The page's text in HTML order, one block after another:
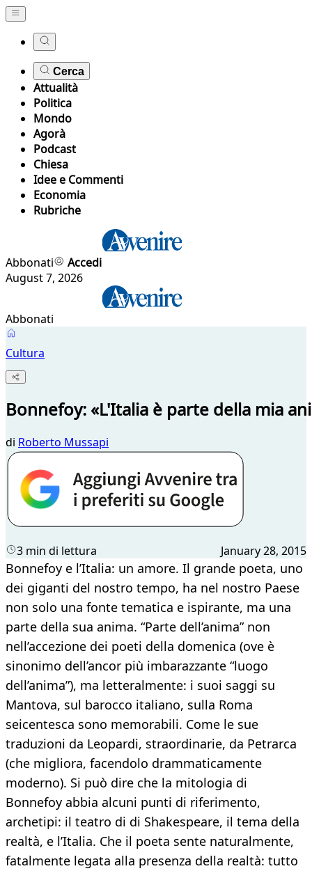
Cerca
Attualità
Politica
Mondo
Agorà
Podcast
Chiesa
Idee e Commenti
Economia
Rubriche
Abbonati
Accedi
August 7, 2026
Abbonati
Cultura
Bonnefoy: «L'Italia è parte della mia
di Roberto Mussapi
3 min di lettura January 28, 2015
Bonnefoy e l’Italia: un amore. Il grande poeta, uno
dei giganti del nostro tempo, ha nel nostro Paese
non solo una fonte tematica e ispirante, ma una
parte della sua anima. “Parte dell’anima” non
nell’accezione dei poeti della domenica (ove è
sinonimo dell’ancor più imbarazzante “luogo
dell’anima”), ma letteralmente: i suoi saggi su
Mantova, sul barocco italiano, sulla Roma
seicentesca sono memorabili. Come le sue
traduzioni da Leopardi, straordinarie, da Petrarca
(che migliora, facendolo drammaticamente
moderno). Si può dire che la mitologia di
Bonnefoy abbia alcuni punti di riferimento,
archetipi: il teatro di di Shakespeare, il tema della
realtà, e l’Italia. Che il poeta sente naturalmente,
fatalmente legata alla presenza della realtà: tutto